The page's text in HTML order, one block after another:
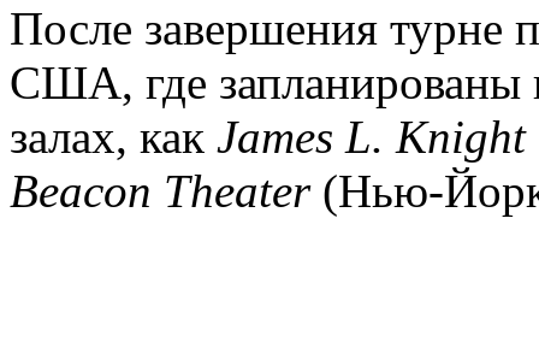
После завершения турне
США, где запланированы
залах, как James L. Knight
Beacon Theater(Нью-